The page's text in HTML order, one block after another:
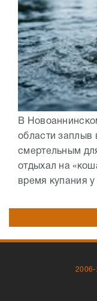
В
области заплыв
смертельным
отдыхал на
время купания